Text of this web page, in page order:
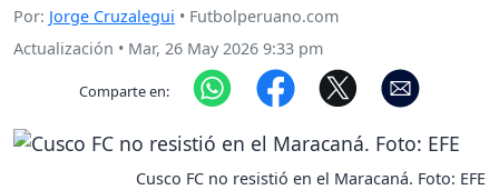
Por: Jorge Cruzalegui • Futbolperuano.com
Actualización • Mar, 26 May 2026 9:33 pm
Comparte en:
Cusco FC no resistió en el Maracaná. Foto: EFE